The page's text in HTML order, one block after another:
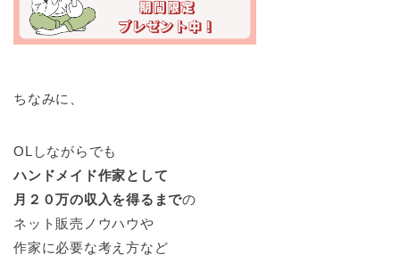
ちなみに、
OLしながらでも
ハンドメイド作家として
月２０万の収入を得るまでの
ネット販売ノウハウや
作家に必要な考え方など